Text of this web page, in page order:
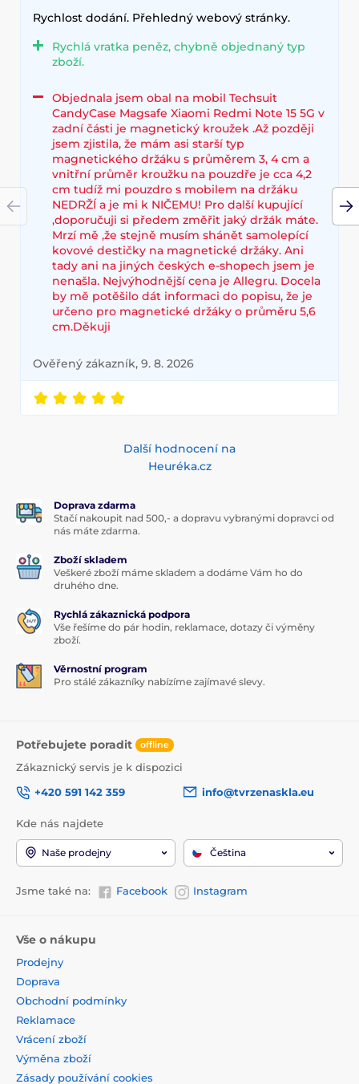
Rychlost dodání. Přehledný webový stránky.
Rychlá vratka peněz, chybně objednaný typ
zboží.
Objednala jsem obal na mobil Techsuit
CandyCase Magsafe Xiaomi Redmi Note 15 5G v
zadní části je magnetický kroužek .Až později
jsem zjistila, že mám asi starší typ
magnetického držáku s průměrem 3, 4 cm a
vnitřní průměr kroužku na pouzdře je cca 4,2
cm tudíž mi pouzdro s mobilem na držáku
NEDRŽÍ a je mi k NIČEMU! Pro další kupující
,doporučuji si předem změřit jaký držák máte.
Mrzí mě ,že stejně musím shánět samolepící
kovové destičky na magnetické držáky. Ani
tady ani na jiných českých e-shopech jsem je
nenašla. Nejvýhodnější cena je Allegru. Docela
by mě potěšilo dát informaci do popisu, že je
určeno pro magnetické držáky o průměru 5,6
cm.Děkuji
Ověřený zákazník, 9. 8. 2026
Další hodnocení na
Heuréka.cz
Doprava zdarma
Stačí nakoupit nad 500,- a dopravu vybranými dopravci od
nás máte zdarma.
Zboží skladem
Veškeré zboží máme skladem a dodáme Vám ho do
druhého dne.
Rychlá zákaznická podpora
Vše řešíme do pár hodin, reklamace, dotazy či výměny
zboží.
Věrnostní program
Pro stálé zákazníky nabízíme zajímavé slevy.
Potřebujete poradit offline
Zákaznický servis je k dispozici
+420 591 142 359
info@tvrzenaskla.eu
Kde nás najdete
Naše prodejny Čeština
Jsme také na: Facebook Instagram
Vše o nákupu
Prodejny
Doprava
Obchodní podmínky
Reklamace
Vrácení zboží
Výměna zboží
Zásady používání cookies